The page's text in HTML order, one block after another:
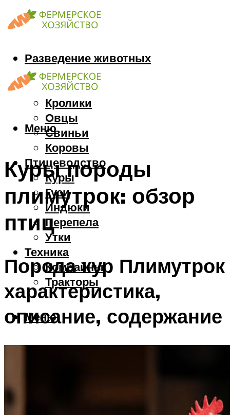
Разведение животных
Козы
Кони
Кролики
Овцы
Свиньи
Коровы
Птицеводство
Куры
Гуси
Индюки
Перепела
Утки
Техника
Комбайны
Тракторы
Меню
Меню
Куры породы
плимутрок: обзор
птиц
Порода кур Плимутрок
характеристика,
описание, содержание